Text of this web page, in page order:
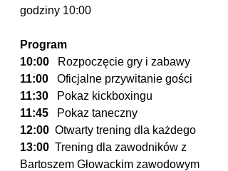
godziny 10:00
Program
10:00
  Rozpoczęcie gry i zabawy
11:00
Oficjalne przywitanie gości
11:30
   Pokaz kickboxingu
11:45
  Pokaz taneczny
12:00
  Otwarty trening dla każdego
13:00 Trening dla zawodników z
Bartoszem Głowackim zawodowym